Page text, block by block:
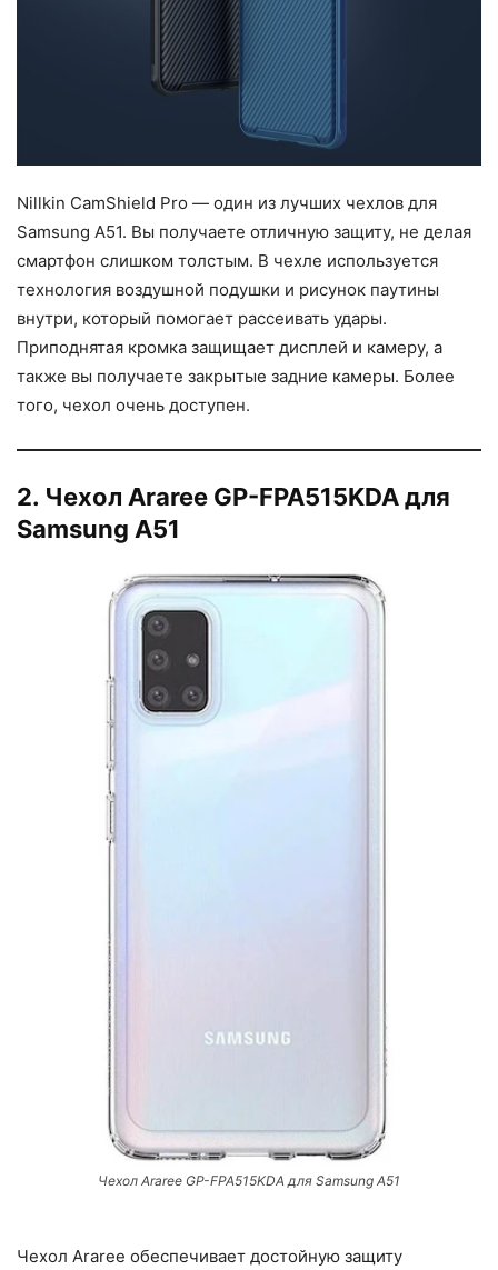
Nillkin CamShield Pro — один из лучших чехлов для
Samsung A51. Вы получаете отличную защиту, не делая
смартфон слишком толстым. В чехле используется
технология воздушной подушки и рисунок паутины
внутри, который помогает рассеивать удары.
Приподнятая кромка защищает дисплей и камеру, а
также вы получаете закрытые задние камеры. Более
того, чехол очень доступен.
2. Чехол Araree GP-FPA515KDA для
Samsung A51
Чехол Araree GP-FPA515KDA для Samsung A51
Чехол Araree обеспечивает достойную защиту